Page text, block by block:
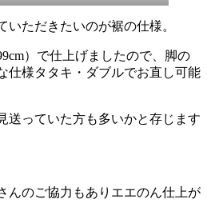
いただきたいのが裾の仕様。
）で仕上げましたので、脚の
仕様タタキ・ダブルでお直し可能
送っていた方も多いかと存じます
んのご協力もありエエのん仕上が